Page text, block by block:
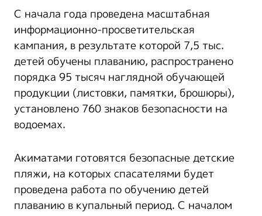
С начала года проведена масштабная
информационно-просветительская
кампания, в результате которой 7,5 тыс.
детей обучены плаванию, распространено
порядка 95 тысяч наглядной обучающей
продукции (листовки, памятки, брошюры),
установлено 760 знаков безопасности на
водоемах.
Акиматами готовятся безопасные детские
пляжи, на которых спасателями будет
проведена работа по обучению детей
плаванию в купальный период. С началом